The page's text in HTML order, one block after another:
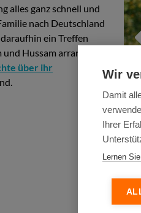
alles ganz schnell und
nach Deutschland
ein Treffen
Hussam arrangiert.
über ihr
Wir
Damit
Ihrer
Lernen